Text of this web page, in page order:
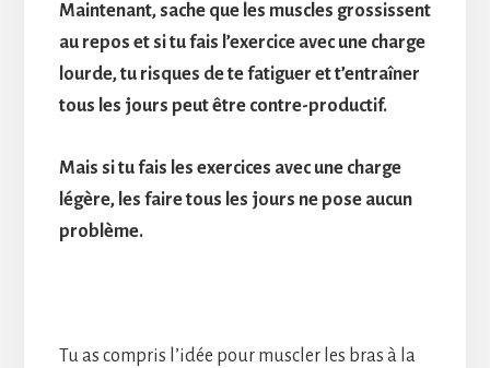
Maintenant, sache que les muscles grossissent
au repos et si tu fais l’exercice avec une charge
lourde, tu risques de te fatiguer et t’entraîner
tous les jours peut être contre-productif.
Mais si tu fais les exercices avec une charge
légère, les faire tous les jours ne pose aucun
problème.
Tu as compris l’idée pour muscler les bras à la